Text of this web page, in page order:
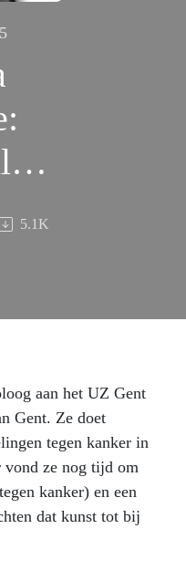
5.1K
aan het UZ Gent
Gent. Ze doet
tegen kanker in
vond ze nog tijd om
kanker) en een
dat kunst tot bij